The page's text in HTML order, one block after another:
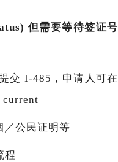
但需要等待签证号
交 I-485，申请人可在
current
／公民证明等
程